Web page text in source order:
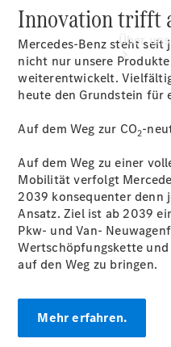
Über uns
Kontakt
Innovation trifft
Mercedes-Benz steht
nicht nur unsere
weiterentwickelt.
heute den Grundstein für
Auf dem Weg zur CO2-
Auf dem Weg zu einer
Mobilität verfolgt
2039 konsequenter denn
Ansatz. Ziel ist ab 2039
Pkw- und Van-
Wertschöpfungskette und
auf den Weg zu bringen.
Mehr erfahren.